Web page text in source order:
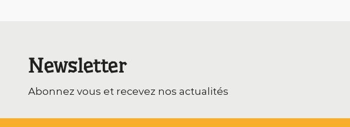
Newsletter
Abonnez vous et recevez nos actualités